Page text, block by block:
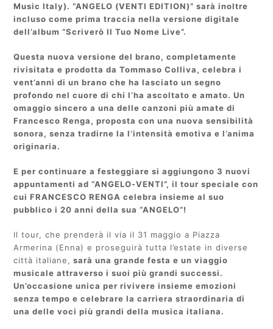
Music Italy). “ANGELO (VENTI EDITION)” sarà inoltre
incluso come prima traccia nella versione digitale
dell’album “Scriverò Il Tuo Nome Live”.
Questa nuova versione del brano, completamente
rivisitata e prodotta da Tommaso Colliva, celebra i
vent’anni di un brano che ha lasciato un segno
profondo nel cuore di chi l’ha ascoltato e amato. Un
omaggio sincero a una delle canzoni più amate di
Francesco Renga, proposta con una nuova sensibilità
sonora, senza tradirne la l’intensità emotiva e l’anima
originaria.
E per continuare a festeggiare si aggiungono 3 nuovi
appuntamenti ad “ANGELO-VENTI”, il tour speciale con
cui FRANCESCO RENGA celebra insieme al suo
pubblico i 20 anni della sua “ANGELO”!
Il tour, che prenderà il via il 31 maggio a Piazza
Armerina (Enna) e proseguirà tutta l’estate in diverse
città italiane, sarà una grande festa e un viaggio
musicale attraverso i suoi più grandi successi.
Un’occasione unica per rivivere insieme emozioni
senza tempo e celebrare la carriera straordinaria di
una delle voci più grandi della musica italiana.